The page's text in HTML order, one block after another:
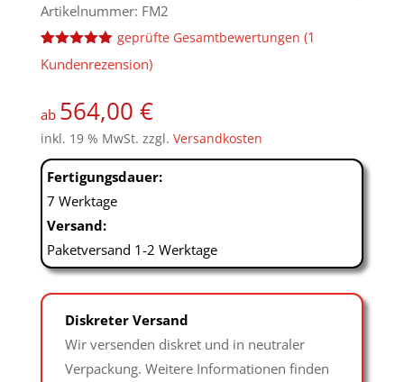
Artikelnummer: FM2
Bewertet
mit5.00
auf
2
Kundenbew
ertungen
geprüfte Gesamtbewertungen (1
Kundenrezension)
ab 564,00 €
inkl. 19 % MwSt. zzgl. Versandkosten
Fertigungsdauer:
7 Werktage
Versand:
Paketversand 1-2 Werktage
Diskreter Versand
Wir versenden diskret und in neutraler
Verpackung. Weitere Informationen finden